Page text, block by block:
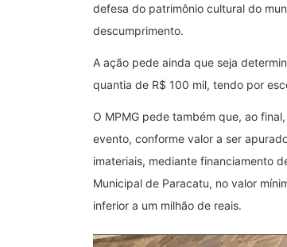
defesa do patrimônio cultural do
descumprimento.
A ação pede ainda que seja
quantia de R$ 100 mil, tendo por
O MPMG pede também que, ao
evento, conforme valor a ser
imateriais, mediante financiamento
Municipal de Paracatu, no valor
inferior a um milhão de reais.